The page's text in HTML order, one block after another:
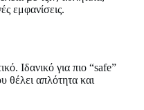
εμφανίσεις.
Ιδανικό για πιο “safe”
θέλει απλότητα και